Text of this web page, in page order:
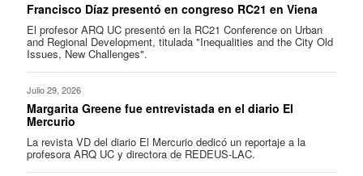
Francisco Díaz presentó en congreso RC21 en Viena
El profesor ARQ UC presentó en la RC21 Conference on Urban
and Regional Development, titulada "Inequalities and the City Old
Issues, New Challenges".
Julio 29, 2026
Margarita Greene fue entrevistada en el diario El
Mercurio
La revista VD del diario El Mercurio dedicó un reportaje a la
profesora ARQ UC y directora de REDEUS-LAC.